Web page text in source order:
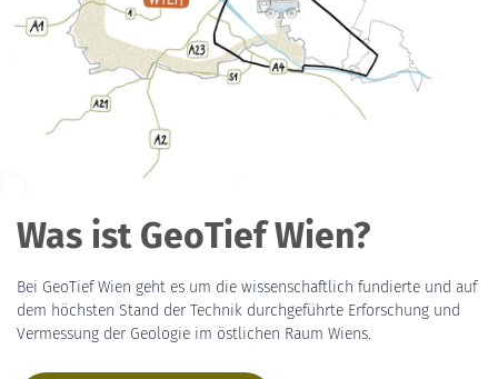
Was ist GeoTief Wien?
Bei GeoTief Wien geht es um die wissenschaftlich fundierte und auf
dem höchsten Stand der Technik durchgeführte Erforschung und
Vermessung der Geologie im östlichen Raum Wiens.